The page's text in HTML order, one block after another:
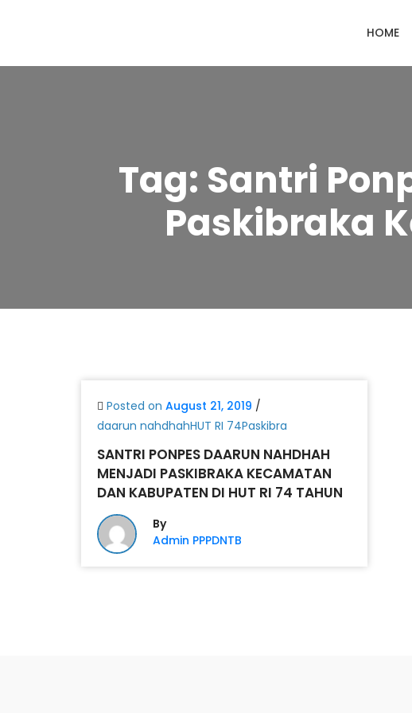
HOME
Tag: Santri
Paskibraka
Posted on August 21, 2019 /
daarun nahdhahHUT RI 74Paskibra
SANTRI PONPES DAARUN NAHDHAH
MENJADI PASKIBRAKA KECAMATAN
DAN KABUPATEN DI HUT RI 74 TAHUN
By
Admin PPPDNTB